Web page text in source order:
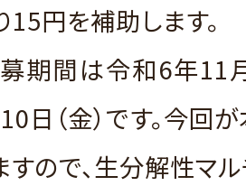
15円を補助します。
期間は令和6年11
日（金）です。今回
すので、生分解性マ